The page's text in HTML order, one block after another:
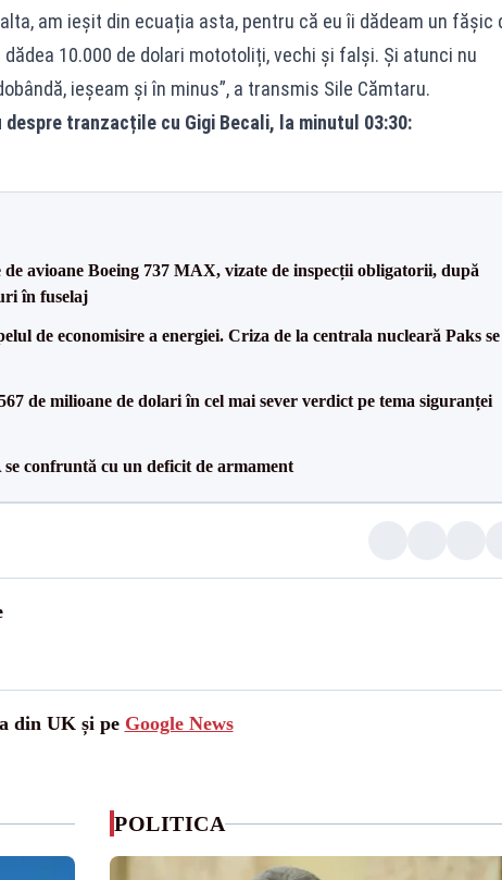
am ieșit din ecuația asta, pentru că eu îi dădeam un fășic
10.000 de dolari mototoliți, vechi și falși. Și atunci nu
ieșeam și în minus”, a transmis Sile Cămtaru.
tranzacțile cu Gigi Becali, la minutul 03:30:
avioane Boeing 737 MAX, vizate de inspecții obligatorii, după
în fuselaj
de economisire a energiei. Criza de la centrala nucleară Paks se
de milioane de dolari în cel mai sever verdict pe tema siguranței
confruntă cu un deficit de armament
din UK și pe Google News
POLITICA